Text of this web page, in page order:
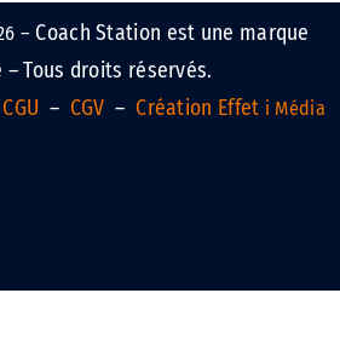
–Coach Station est une marque
– Tous droits réservés.
CGU – CGV –Création Effet i Média